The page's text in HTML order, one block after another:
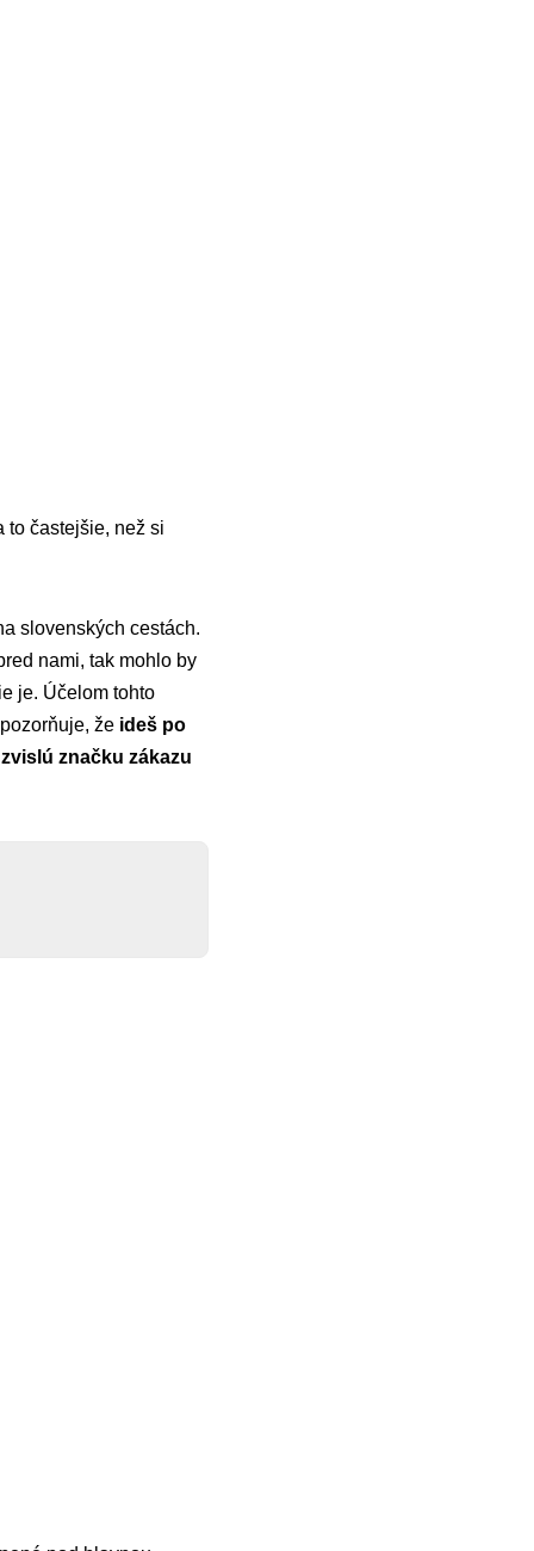
to častejšie, než si
slovenských cestách.
nami, tak mohlo by
je. Účelom tohto
že ideš po
značku zákazu